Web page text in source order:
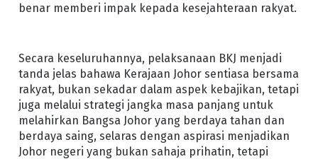
benar memberi impak kepada kesejahteraan rakyat.
Secara keseluruhannya, pelaksanaan BKJ menjadi
tanda jelas bahawa Kerajaan Johor sentiasa bersama
rakyat, bukan sekadar dalam aspek kebajikan, tetapi
juga melalui strategi jangka masa panjang untuk
melahirkan Bangsa Johor yang berdaya tahan dan
berdaya saing, selaras dengan aspirasi menjadikan
Johor negeri yang bukan sahaja prihatin, tetapi